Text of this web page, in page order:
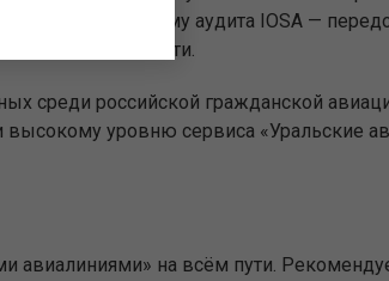
программу аудита IOSA —
их безопасности.
среди российской гражданской
уровню сервиса «Уральские
авиалиниями» на всём пути.